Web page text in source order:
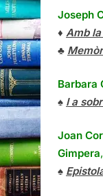
Joseph
♦ Amb
♣
Barbara
♠ I a
Joan
Gimpera,
♠